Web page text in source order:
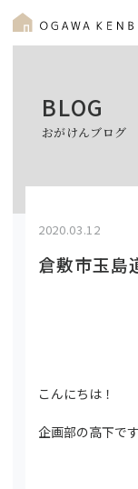
BLOG
おがけんブログ
2020.03.12
倉敷市玉
こんにちは！
企画部の高下で